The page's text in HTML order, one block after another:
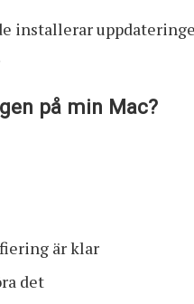
installerar
på min Mac?
är klar
det